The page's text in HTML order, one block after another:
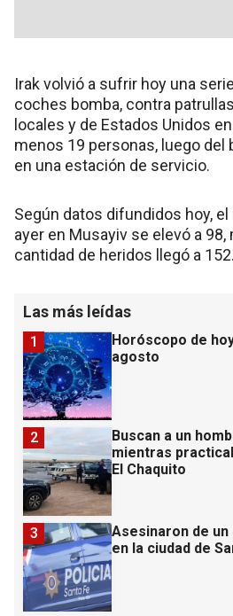
Irak volvió a sufrir hoy una
coches bomba, contra
locales y de Estados Unidos
menos 19 personas, luego del
en una estación de servicio.
Según datos difundidos hoy,
ayer en Musayiv se elevó a 98,
cantidad de heridos llegó a 152.
Las más leídas
Horóscopo de
agosto
1
Buscan a un
mientras
El Chaquito
2
Asesinaron de
en la ciudad de
3